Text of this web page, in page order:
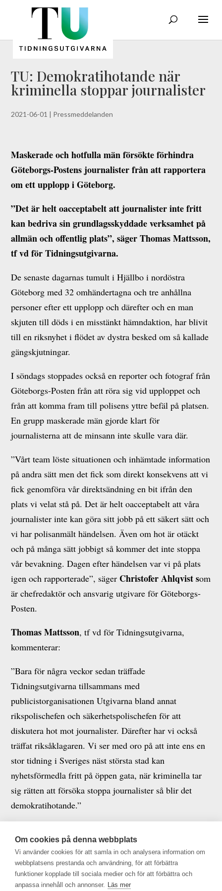
TU: Demokratihotande när
kriminella stoppar journalister
2021-06-01 | Pressmeddelanden
Maskerade och hotfulla män försökte förhindra
Göteborgs-Postens journalister från att rapportera
om ett upplopp i Göteborg.
”Det är helt oacceptabelt att journalister inte fritt
kan bedriva sin grundlagsskyddade verksamhet på
allmän och offentlig plats”, säger Thomas Mattsson,
tf vd för Tidningsutgivarna.
De senaste dagarnas tumult i Hjällbo i nordöstra
Göteborg med 32 omhändertagna och tre anhållna
personer efter ett upplopp och därefter och en man
skjuten till döds i en misstänkt hämndaktion, har blivit
till en riksnyhet i flödet av dystra besked om så kallade
gängskjutningar.
I söndags stoppades också en reporter och fotograf från
Göteborgs-Posten från att röra sig vid upploppet och
från att komma fram till polisens yttre befäl på platsen.
En grupp maskerade män gjorde klart för
journalisterna att de minsann inte skulle vara där.
”Vårt team löste situationen och inhämtade information
på andra sätt men det fick som direkt konsekvens att vi
fick genomföra vår direktsändning en bit ifrån den
plats vi velat stå på. Det är helt oacceptabelt att våra
journalister inte kan göra sitt jobb på ett säkert sätt och
vi har polisanmält händelsen. Även om hot är otäckt
och på många sätt jobbigt så kommer det inte stoppa
vår bevakning. Dagen efter händelsen var vi på plats
igen och rapporterade”, säger Christofer Ahlqvist som
är chefredaktör och ansvarig utgivare för Göteborgs-
Posten.
Thomas Mattsson, tf vd för Tidningsutgivarna,
kommenterar:
”Bara för några veckor sedan träffade
Tidningsutgivarna tillsammans med
publicistorganisationen Utgivarna bland annat
rikspolischefen och säkerhetspolischefen för att
diskutera hot mot journalister. Därefter har vi också
träffat riksåklagaren. Vi ser med oro på att inte ens en
stor tidning i Sveriges näst största stad kan
nyhetsförmedla fritt på öppen gata, när kriminella tar
sig rätten att försöka stoppa journalister så blir det
demokratihotande.”
Christofer Ahlqvist: 070-562 41 06 eller
christofer.ahlqvist@gp.se
Om cookies på denna webbplats
Vi använder cookies för att samla in och analysera information om
webbplatsens prestanda och användning, för att förbättra
funktioner kopplade till sociala medier och för att förbättra och
anpassa innehåll och annonser. Läs mer